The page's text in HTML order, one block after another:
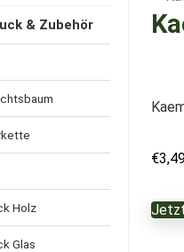
€
& Zubehör
Holz
Glas